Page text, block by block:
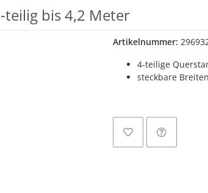
bis 4,2 Meter
Artikelnummer:
4-teilige
steckbare